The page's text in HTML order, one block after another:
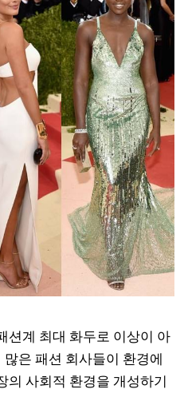
션계 최대 화두로 이상이 아
은 패션 회사들이 환경에
의 사회적 환경을 개성하기